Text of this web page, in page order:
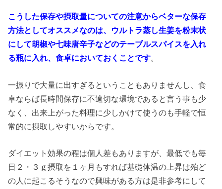
こうした保存や摂取量についての注意からベターな保存
方法としてオススメなのは、ウルトラ蒸し生姜を粉末状
にして胡椒や七味唐辛子などのテーブルスパイスを入れ
る瓶に入れ、食卓においておくことです。
一振りで大量に出すぎるということもありませんし、食
卓ならば長時間保存に不適切な環境であると言う事も少
なく、出来上がった料理に少しかけて使うのも手軽で恒
常的に摂取しやすいからです。
ダイエット効果の程は個人差もありますが、最低でも毎
日２・３ｇ摂取を１ヶ月もすれば基礎体温の上昇は殆ど
の人に起こるそうなので興味がある方は是非参考にして